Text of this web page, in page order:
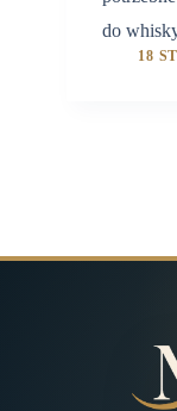
do
18